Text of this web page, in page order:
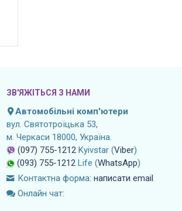
ЗВ'ЯЖІТЬСЯ З НАМИ
Автомобільні комп'ютери
вул. Святотроїцька 53,
м. Черкаси 18000, Україна.
(097) 755-1212 Kyivstar (Viber)
(093) 755-1212 Life (WhatsApp)
Контактна форма: написати email
Онлайн чат: